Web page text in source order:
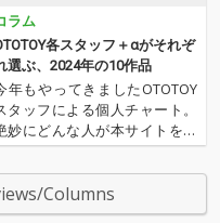
ラム
各スタッフ＋αがそれぞ
選ぶ、2024年の10作品
年もやってきましたOTOTOY
タッフによる個人チャート。
妙にどんな人が本サイトを運
しているのか？ そんな自己
介もちょっとかねておりま
。2024年は、それぞれなにを
いてOTOTOYを作っていたの
Columns